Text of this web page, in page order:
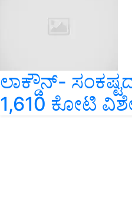
ಲಾಕ್ಡೌನ್-
1,610 ಕೋಟಿ